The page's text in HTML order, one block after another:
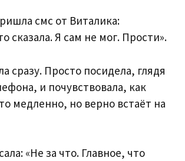
смс от Виталика:
сказала. Я сам не мог. Прости».
сразу. Просто посидела, глядя
и почувствовала, как
медленно, но верно встаёт на
«Не за что. Главное, что